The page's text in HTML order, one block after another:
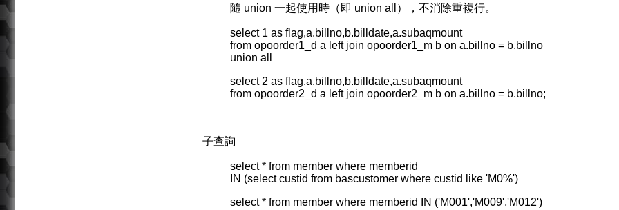
隨 union 一起使用時（即 union all），不消除重複行。
select 1 as flag,a.billno,b.billdate,a.subaqmount
from opoorder1_d a left join opoorder1_m b on a.billno = b.billno
union all
select 2 as flag,a.billno,b.billdate,a.subaqmount
from opoorder2_d a left join opoorder2_m b on a.billno = b.billno;
子查詢
select * from member where memberid
IN (select custid from bascustomer where custid like 'M0%')
select * from member where memberid IN ('M001','M009','M012')